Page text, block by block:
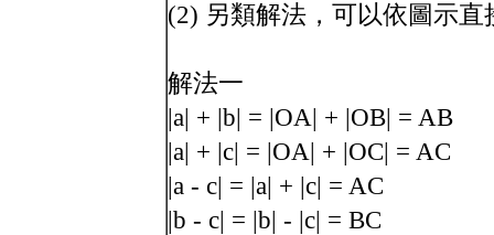
(2) 另類解法，可以依圖示直
解法一
|a| + |b| = |OA| + |OB| = AB
|a| + |c| = |OA| + |OC| = AC
|a - c| = |a| + |c| = AC
|b - c| = |b| - |c| = BC